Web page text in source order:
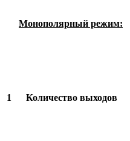
Монополярный режим:
1
Количество выходов